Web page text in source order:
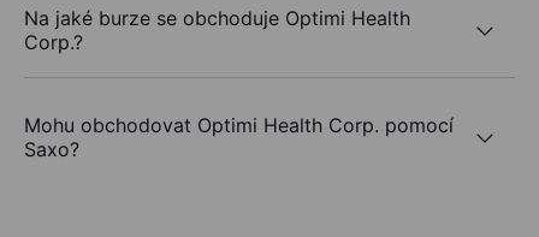
Na jaké burze se obchoduje Optimi Health
Corp.?
Mohu obchodovat Optimi Health Corp. pomocí
Saxo?